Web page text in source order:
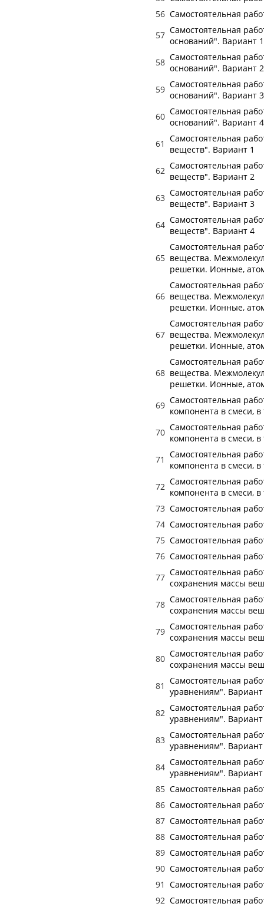
56 Самостоятельная
57 Самостоятельная
оснований". Вариант 1
58 Самостоятельная
оснований". Вариант 2
59 Самостоятельная
оснований". Вариант 3
60 Самостоятельная
оснований". Вариант 4
61 Самостоятельная
веществ". Вариант 1
62 Самостоятельная
веществ". Вариант 2
63 Самостоятельная
веществ". Вариант 3
64 Самостоятельная
веществ". Вариант 4
65
Самостоятельная
вещества.
решетки. Ионные,
66
Самостоятельная
вещества.
решетки. Ионные,
67
Самостоятельная
вещества.
решетки. Ионные,
68
Самостоятельная
вещества.
решетки. Ионные,
69 Самостоятельная
компонента в смеси,
70 Самостоятельная
компонента в смеси,
71 Самостоятельная
компонента в смеси,
72 Самостоятельная
компонента в смеси,
73 Самостоятельная
74 Самостоятельная
75 Самостоятельная
76 Самостоятельная
77 Самостоятельная
сохранения массы
78 Самостоятельная
сохранения массы
79 Самостоятельная
сохранения массы
80 Самостоятельная
сохранения массы
81 Самостоятельная
уравнениям".
82 Самостоятельная
уравнениям".
83 Самостоятельная
уравнениям".
84 Самостоятельная
уравнениям".
85 Самостоятельная
86 Самостоятельная
87 Самостоятельная
88 Самостоятельная
89 Самостоятельная
90 Самостоятельная
91 Самостоятельная
92 Самостоятельная